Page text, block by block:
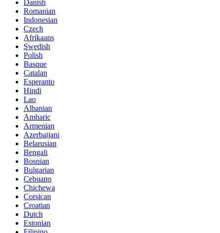
Danish
Romanian
Indonesian
Czech
Afrikaans
Swedish
Polish
Basque
Catalan
Esperanto
Hindi
Lao
Albanian
Amharic
Armenian
Azerbaijani
Belarusian
Bengali
Bosnian
Bulgarian
Cebuano
Chichewa
Corsican
Croatian
Dutch
Estonian